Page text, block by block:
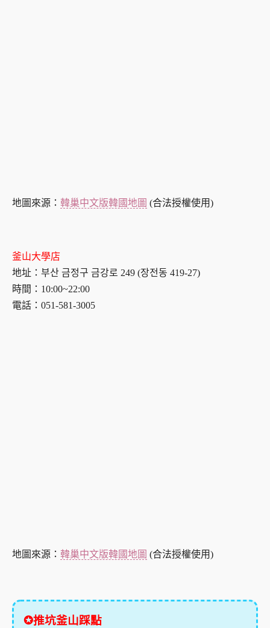
地圖來源： 韓巢中文版韓國地圖 (合法授權使用)
釜山大學店
地址：부산 금정구 금강로 249 (장전동 419-27)
時間：10:00~22:00
電話：051-581-3005
地圖來源： 韓巢中文版韓國地圖 (合法授權使用)
✪推坑釜山踩點